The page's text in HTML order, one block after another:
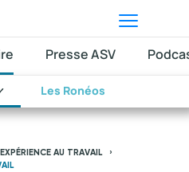
Les Ronéos
Presse ASV
EXPÉRIENCE AU TRAVAIL